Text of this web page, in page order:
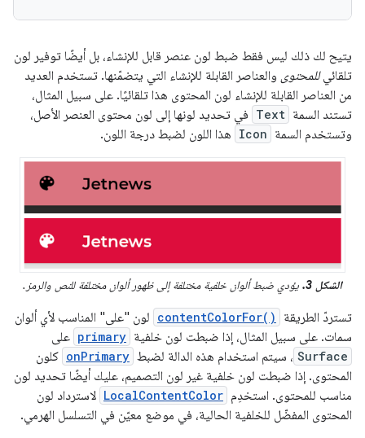
يتيح لك ذلك ليس فقط ضبط لون عنصر قابل للإنشاء، بل أيضًا توفير لون
تلقائيللمحتوى والعناصر القابلة للإنشاء التي يتضمّنها. تستخدم العديد
من العناصر القابلة للإنشاء لون المحتوى هذا تلقائيًا. على سبيل المثال،
تستند السمة Text في تحديد لونها إلى لون محتوى العنصر الأصل،
وتستخدم السمة Icon هذا اللون لضبط درجة اللون.
الشكل 3. يؤدي ضبط ألوان خلفية مختلفة إلى ظهور ألوان مختلفة للنص والرمز.
تستردّ الطريقة contentColorFor() لون "على" المناسب لأي ألوان
سمات. على سبيل المثال، إذا ضبطت لون خلفية primary على
Surface ، سيتم استخدام هذه الدالة لضبط onPrimary كلون
المحتوى. إذا ضبطت لون خلفية غير لون التصميم، عليك أيضًا تحديد لون
مناسب للمحتوى. استخدِم LocalContentColor لاسترداد لون
المحتوى المفضّل للخلفية الحالية، في موضع معيّن في التسلسل الهرمي.